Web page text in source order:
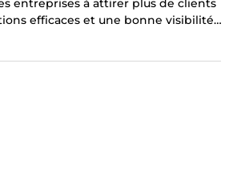
entreprises à attirer plus de clients
efficaces et une bonne visibilité
digital Mon objectif est simple :